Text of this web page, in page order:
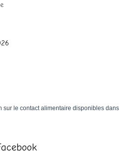
sur le contact alimentaire disponibles dans